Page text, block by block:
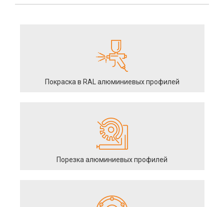
Покраска в RAL алюминиевых профилей
Порезка алюминиевых профилей